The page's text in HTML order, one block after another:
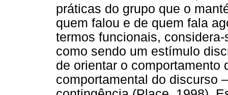
práticas do grupo que o
quem falou e de quem fala
termos funcionais,
como sendo um estímulo
de orientar o comportamento
comportamental do discurso